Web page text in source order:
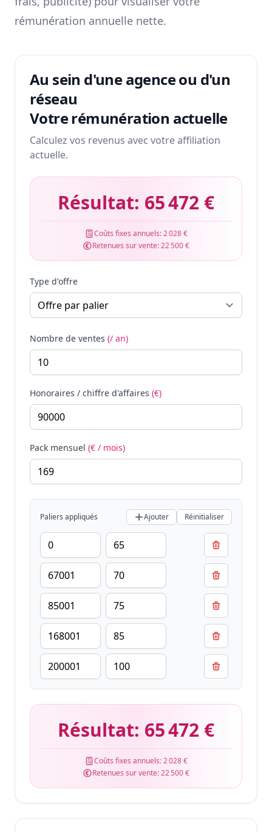
rémunération annuelle nette.
Au sein d'une agence ou d'un
réseau
Votre rémunération actuelle
Calculez vos revenus avec votre affiliation
actuelle.
Résultat: 65 472 €
Coûts fixes annuels:2 028 €
Retenues sur vente:22 500 €
Type d'offre
Nombre de ventes (/ an)
Honoraires / chiffre d'affaires (€)
Pack mensuel (€ / mois)
Paliers appliqués Ajouter Réinitialiser
Résultat: 65 472 €
Coûts fixes annuels:2 028 €
Retenues sur vente:22 500 €